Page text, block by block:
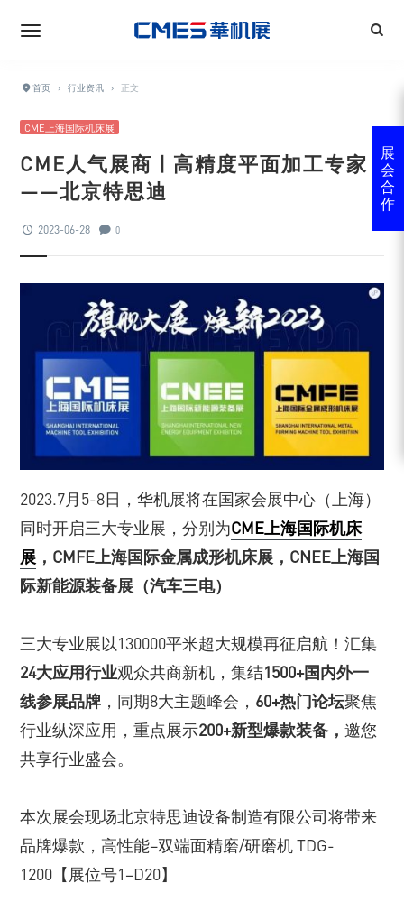
首页 › 行业资讯 › 正文
CME上海国际机床展
CME人气展商 | 高精度平面加工专家
——北京特思迪
2023-06-28 0
2023.7月5-8日， 华机展将在国家会展中心（上海）
同时开启三大专业展，分别为CME上海国际机床
展 ，CMFE上海国际金属成形机床展，CNEE上海国
际新能源装备展（汽车三电）
三大专业展以130000平米超大规模再征启航！汇集
24大应用行业观众共商新机，集结1500+国内外一
线参展品牌 ，同期8大主题峰会， 60+热门论坛聚焦
行业纵深应用，重点展示200+新型爆款装备， 邀您
共享行业盛会。
本次展会现场北京特思迪设备制造有限公司将带来
品牌爆款，高性能–双端面精磨/研磨机 TDG-
1200【展位号1–D20】
展
会
合
作